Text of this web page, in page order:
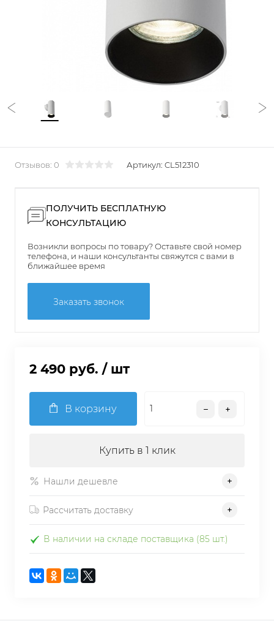
Отзывов: 0 Артикул: CL512310
ПОЛУЧИТЬ БЕСПЛАТНУЮ
КОНСУЛЬТАЦИЮ
Возникли вопросы по товару? Оставьте свой номер
телефона, и наши консультанты свяжутся с вами в
ближайшее время
Заказать звонок
2 490 руб. / шт
В корзину
Купить в 1 клик
Нашли дешевле
Рассчитать доставку
В наличии на складе поставщика (85 шт.)